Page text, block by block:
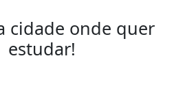
cidade onde quer
estudar!